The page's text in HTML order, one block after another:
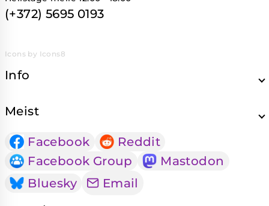
(+372) 5695 0193
Icons by Icons8
Info
Meist
Facebook
Reddit
Facebook Group
Mastodon
Bluesky
Email